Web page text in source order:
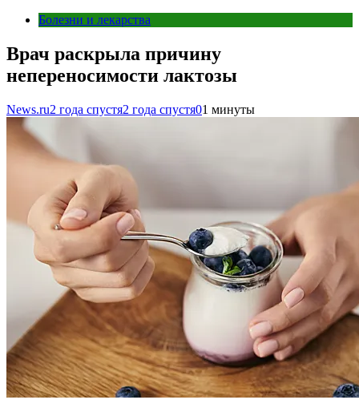
Болезни и лекарства
Врач раскрыла причину
непереносимости лактозы
News.ru2 года спустя2 года спустя01 минуты